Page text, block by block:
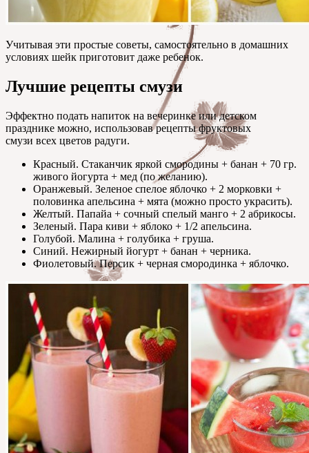
Учитывая эти простые советы, самостоятельно в домашних
условиях шейк приготовит даже ребенок.
Лучшие рецепты смузи
Эффектно подать напиток на вечеринке или детском
празднике можно, использовав рецепты фруктовых
смузи всех цветов радуги.
Красный. Стаканчик яркой смородины + банан + 70 гр.
живого йогурта + мед (по желанию).
Оранжевый. Зеленое спелое яблочко + 2 морковки +
половинка апельсина + мята (можно просто украсить).
Желтый. Папайа + сочный спелый манго + 2 абрикосы.
Зеленый. Пара киви + яблоко + 1/2 апельсина.
Голубой. Малина + голубика + груша.
Синий. Нежирный йогурт + банан + черника.
Фиолетовый. Персик + черная смородинка + яблочко.